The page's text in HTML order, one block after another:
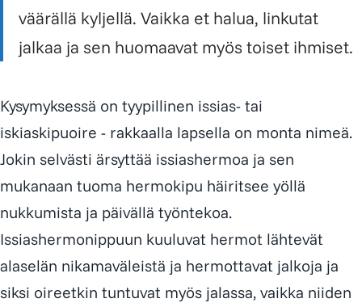
väärällä kyljellä. Vaikka et halua, linkutat
jalkaa ja sen huomaavat myös toiset ihmiset.
Kysymyksessä on tyypillinen issias- tai
iskiaskipuoire - rakkaalla lapsella on monta nimeä.
Jokin selvästi ärsyttää issiashermoa ja sen
mukanaan tuoma hermokipu häiritsee yöllä
nukkumista ja päivällä työntekoa.
Issiashermonippuun kuuluvat hermot lähtevät
alaselän nikamaväleistä ja hermottavat jalkoja ja
siksi oireetkin tuntuvat myös jalassa, vaikka niiden